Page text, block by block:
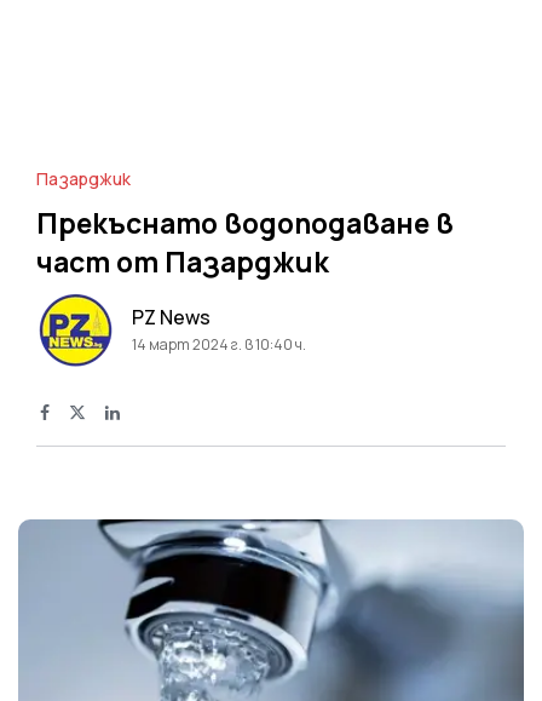
Пазарджик
Прекъснато водоподаване в
част от Пазарджик
PZ News
14 март 2024 г. в 10:40 ч.